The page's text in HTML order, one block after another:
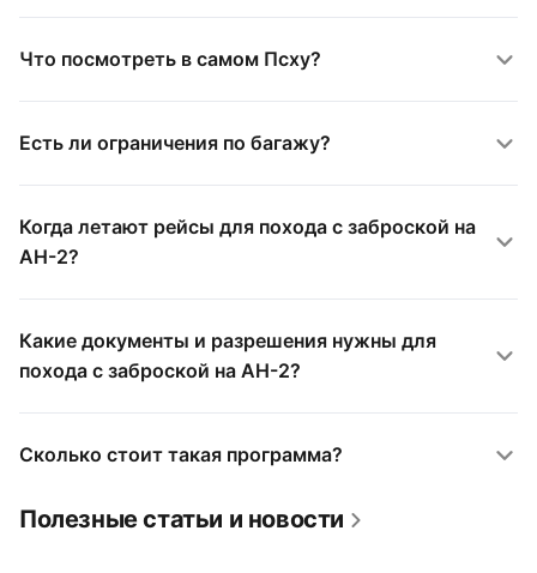
Что посмотреть в самом Псху?
Есть ли ограничения по багажу?
Когда летают рейсы для похода с заброской на
АН-2?
Какие документы и разрешения нужны для
похода с заброской на АН-2?
Сколько стоит такая программа?
Полезные статьи и новости